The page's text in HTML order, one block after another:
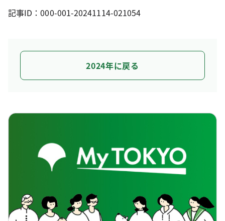
記事ID：000-001-20241114-021054
2024年に戻る